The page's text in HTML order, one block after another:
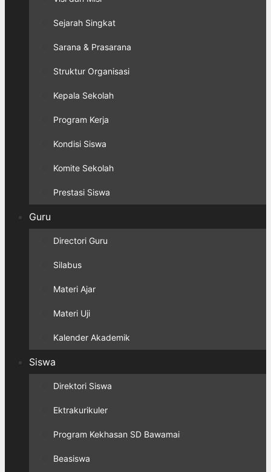
Sejarah Singkat
Sarana & Prasarana
Struktur Organisasi
Kepala Sekolah
Program Kerja
Kondisi Siswa
Komite Sekolah
Prestasi Siswa
Guru
Directori Guru
Silabus
Materi Ajar
Materi Uji
Kalender Akademik
Siswa
Direktori Siswa
Ektrakurikuler
Program Kekhasan SD Bawamai
Beasiswa